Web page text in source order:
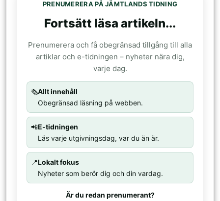
PRENUMERERA PÅ JÄMTLANDS TIDNING
Fortsätt läsa artikeln...
Prenumerera och få obegränsad tillgång till alla
artiklar och e-tidningen – nyheter nära dig,
varje dag.
🗞️Allt innehåll
Obegränsad läsning på webben.
📲E-tidningen
Läs varje utgivningsdag, var du än är.
📍Lokalt fokus
Nyheter som berör dig och din vardag.
Är du redan prenumerant?